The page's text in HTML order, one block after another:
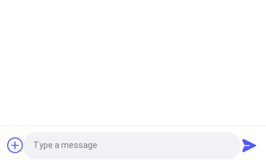
Tuile De Porcelaine
De Regard De
Demandez un devis